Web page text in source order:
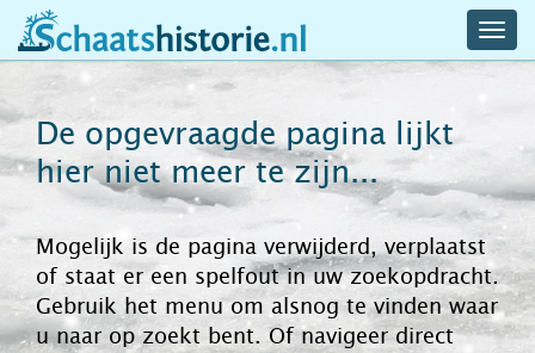
schaatshistorie.nl
De opgevraagde pagina lijkt
hier niet meer te zijn...
Mogelijk is de pagina verwijderd, verplaatst
of staat er een spelfout in uw zoekopdracht.
Gebruik het menu om alsnog te vinden waar
u naar op zoekt bent. Of navigeer direct